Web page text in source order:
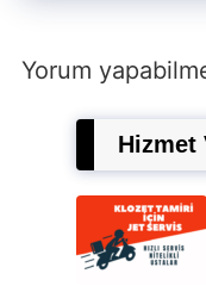
Yorum
Hizmet